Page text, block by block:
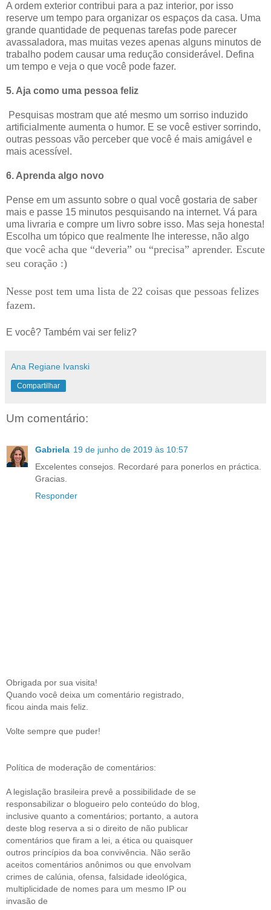
A ordem exterior contribui para a paz interior, por isso
reserve um tempo para organizar os espaços da casa. Uma
grande quantidade de pequenas tarefas pode parecer
avassaladora, mas muitas vezes apenas alguns minutos de
trabalho podem causar uma redução considerável. Defina
um tempo e veja o que você pode fazer.
5. Aja como uma pessoa feliz
Pesquisas mostram que até mesmo um sorriso induzido
artificialmente aumenta o humor. E se você estiver sorrindo,
outras pessoas vão perceber que você é mais amigável e
mais acessível.
6. Aprenda algo novo
Pense em um assunto sobre o qual você gostaria de saber
mais e passe 15 minutos pesquisando na internet. Vá para
uma livraria e compre um livro sobre isso. Mas seja honesta!
Escolha um tópico que realmente lhe interesse, não algo
que você acha que “deveria” ou “precisa” aprender. Escute
seu coração :)
Nesse post tem uma lista de 22 coisas que pessoas felizes
fazem.
E você? Também vai ser feliz?
Ana Regiane Ivanski
Compartilhar
Um comentário:
Gabriela 19 de junho de 2019 às 10:57
Excelentes consejos. Recordaré para ponerlos en práctica.
Gracias.
Responder
Obrigada por sua visita!
Quando você deixa um comentário registrado,
ficou ainda mais feliz.
Volte sempre que puder!
Política de moderação de comentários:
A legislação brasileira prevê a possibilidade de se
responsabilizar o blogueiro pelo conteúdo do blog,
inclusive quanto a comentários; portanto, a autora
deste blog reserva a si o direito de não publicar
comentários que firam a lei, a ética ou quaisquer
outros princípios da boa convivência. Não serão
aceitos comentários anônimos ou que envolvam
crimes de calúnia, ofensa, falsidade ideológica,
multiplicidade de nomes para um mesmo IP ou
invasão de